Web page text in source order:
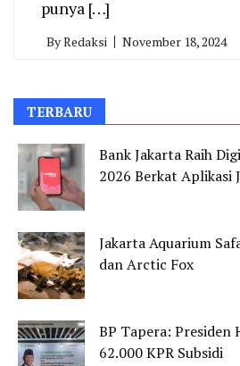
punya […]
ByRedaksi November 18, 2024
TERBARU
Bank Jakarta Raih
2026 Berkat Aplikasi
Jakarta Aquarium
dan Arctic Fox
BP Tapera: Presiden
62.000 KPR Subsidi